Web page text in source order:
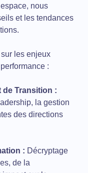
nous
et les tendances
les enjeux
:
de Transition :
la gestion
des directions
: Décryptage
de la